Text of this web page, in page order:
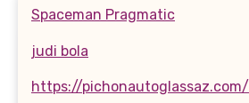
Spaceman Pragmatic
judi bola
https://pichonautoglassaz.com/